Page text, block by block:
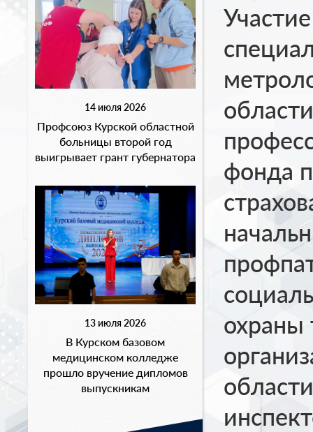
14 июля 2026
Профсоюз Курской областной
больницы второй год
выигрывает грант губернатора
13 июля 2026
В Курском базовом
медицинском колледже
прошло вручение дипломов
выпускникам
фонда
охраны